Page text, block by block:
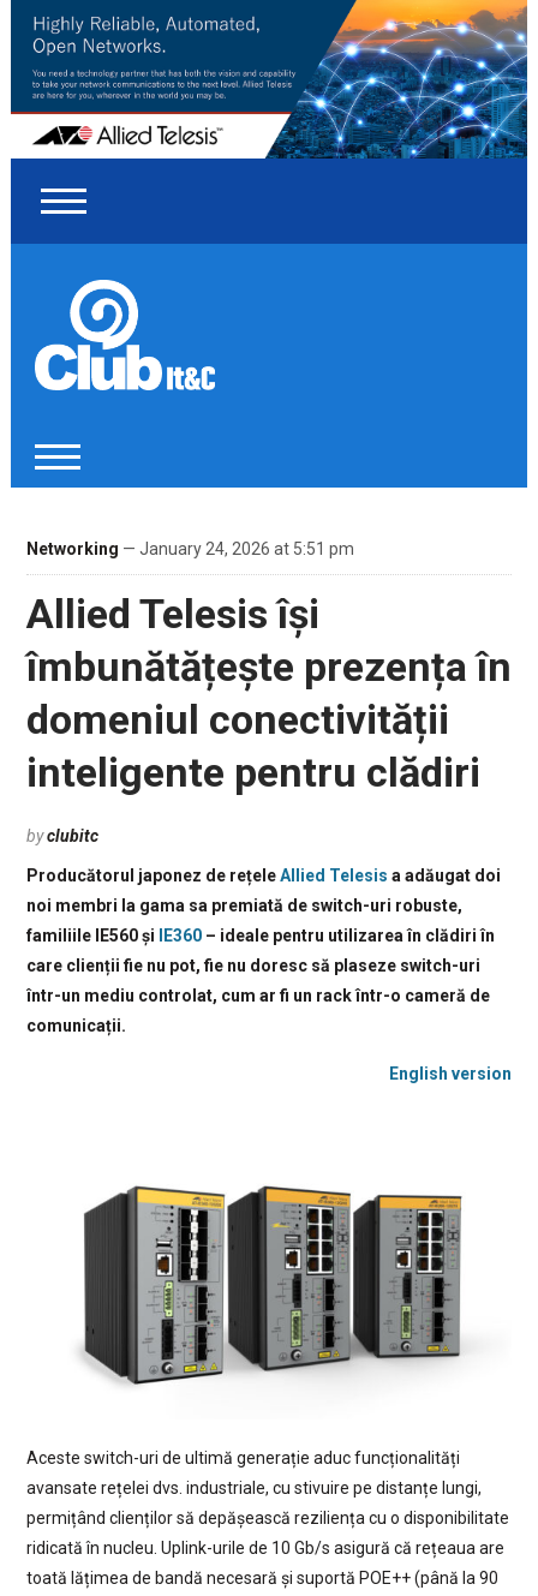
Networking — January 24, 2026 at 5:51 pm
Allied Telesis își
îmbunătățește prezența în
domeniul conectivității
inteligente pentru clădiri
byclubitc
Producătorul japonez de rețeleAllied Telesis a adăugat doi
noi membri la gama sa premiată de switch-uri robuste,
familiile IE560 și
IE360– ideale pentru utilizarea în clădiri în
care clienții fie nu pot, fie nu doresc să plaseze switch-uri
într-un mediu controlat, cum ar fi un rack într-o cameră de
comunicații.
English version
Aceste switch-uri de ultimă generație aduc funcționalități
avansate rețelei dvs. industriale, cu stivuire pe distanțe lungi,
permițând clienților să depășească reziliența cu o disponibilitate
ridicată în nucleu. Uplink-urile de 10 Gb/s asigură că rețeaua are
toată lățimea de bandă necesară și suportă POE++ (până la 90